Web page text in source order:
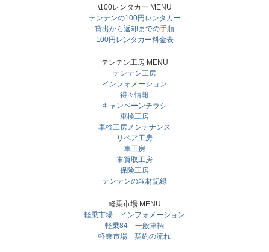
\100レンタカー MENU
テンテンの100円レンタカー
貸出から返却までの手順
100円レンタカー料金表
テンテン工房 MENU
テンテン工房
インフォメーション
得々情報
キャンペーンチラシ
車検工房
車検工房メンテナンス
リペア工房
車工房
車買取工房
保険工房
テンテンの取材記録
軽乗市場 MENU
軽乗市場 インフォメーション
軽乗84 一般車輌
軽乗市場 契約の流れ